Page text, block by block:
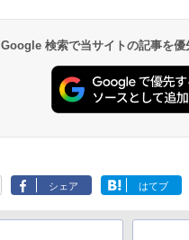
Google 検索で当サイトの記事を優
シェア はてブ